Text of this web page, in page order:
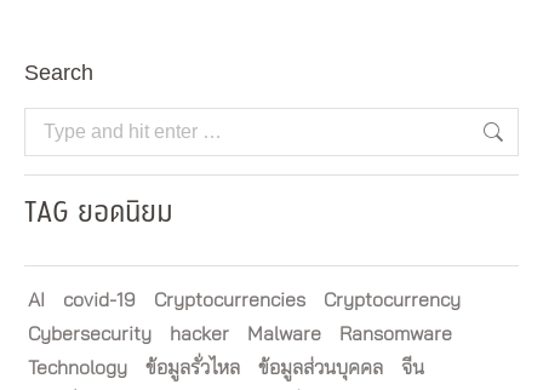
Search
Search:
TAG ยอดนิยม
AI covid-19 Cryptocurrencies
Cryptocurrency
Cybersecurity
hacker Malware
Ransomware
Technology
ข้อมูลรั่วไหล ข้อมูลส่วนบุคคล
จีน